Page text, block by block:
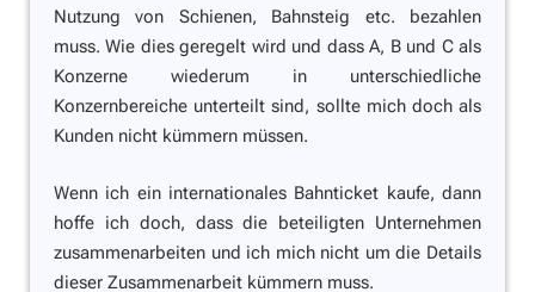
Nutzung von Schienen, Bahnsteig etc. bezahlen
muss. Wie dies geregelt wird und dass A, B und C als
Konzerne wiederum in unterschiedliche
Konzernbereiche unterteilt sind, sollte mich doch als
Kunden nicht kümmern müssen.
Wenn ich ein internationales Bahnticket kaufe, dann
hoffe ich doch, dass die beteiligten Unternehmen
zusammenarbeiten und ich mich nicht um die Details
dieser Zusammenarbeit kümmern muss.